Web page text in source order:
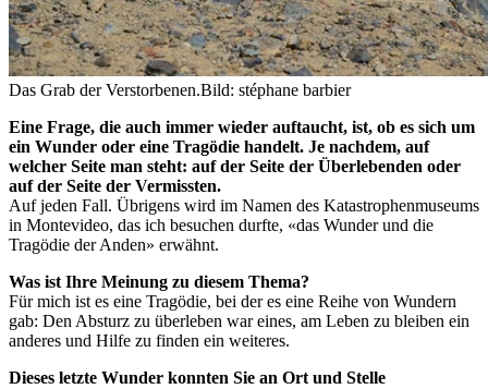
Das Grab der Verstorbenen.Bild: stéphane barbier
Eine Frage, die auch immer wieder auftaucht, ist, ob es sich um
ein Wunder oder eine Tragödie handelt. Je nachdem, auf
welcher Seite man steht: auf der Seite der Überlebenden oder
auf der Seite der Vermissten.
Auf jeden Fall. Übrigens wird im Namen des Katastrophenmuseums
in Montevideo, das ich besuchen durfte, «das Wunder und die
Tragödie der Anden» erwähnt.
Was ist Ihre Meinung zu diesem Thema?
Für mich ist es eine Tragödie, bei der es eine Reihe von Wundern
gab: Den Absturz zu überleben war eines, am Leben zu bleiben ein
anderes und Hilfe zu finden ein weiteres.
Dieses letzte Wunder konnten Sie an Ort und Stelle